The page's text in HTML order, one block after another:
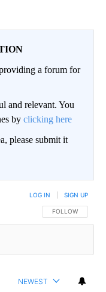
a forum for
and relevant. You
by clicking here
please submit it
FOLLOW THIS
FOLLOW
LOG IN SIGN UP
NEWEST